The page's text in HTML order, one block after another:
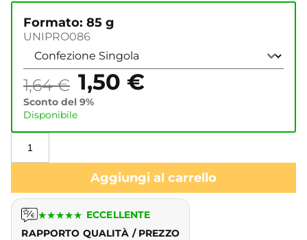
Formato: 85 g
UNIPRO086
1,64€ 1,50 €
Sconto del 9%
Disponibile
Aggiungi al carrello
★★★★★ ECCELLENTE
RAPPORTO QUALITÀ / PREZZO